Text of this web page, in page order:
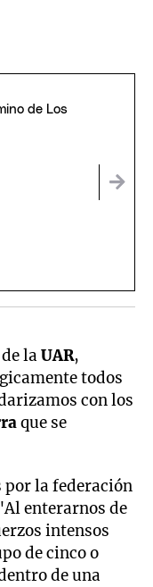
de Los
laUAR,
todos
con los
que se
por la federación
enterarnos de
intensos
de cinco o
de una